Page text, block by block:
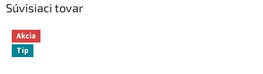
Súvisiaci tovar
Akcia
Tip